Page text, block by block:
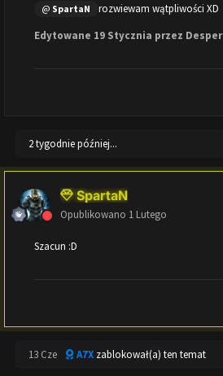
@ SpartaN
rozwiewam wątpliwości XD
Edytowane 19 Stycznia przez Desper
2 tygodnie później...
SpartaN
Opublikowano 1 Lutego
Szacun :D
13 Cze A7X zablokował(a) ten temat